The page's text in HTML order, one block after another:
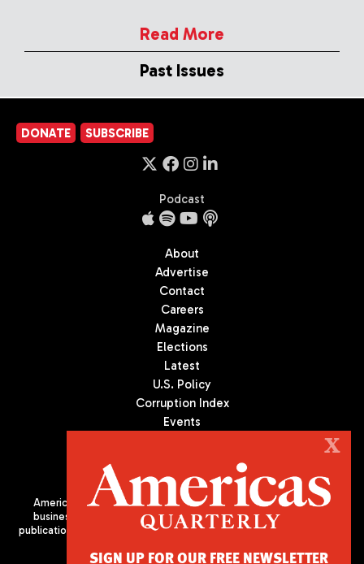
Read More
Past Issues
DONATE SUBSCRIBE
Podcast
About
Advertise
Contact
Careers
Magazine
Elections
Latest
U.S. Policy
Corruption Index
Events
Americas Quarterly (AQ) is the premier publication on politics,
business, and culture in Latin America. We are an independent
publication of the Americas Society/Council of the Americas, based
X
SIGN UP FOR OUR FREE NEWSLETTER